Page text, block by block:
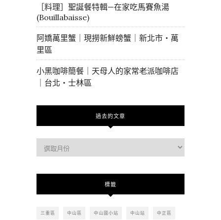
［料理］聖誕餐特輯—在家吃馬賽魚湯
(Bouillabaisse)
阿嬌萬里蟹｜現撈新鮮螃蟹｜新北市・萬
里區
小黑咖啡簡餐｜天母人的家常老派咖啡店
｜台北・士林區
過去的文章
去
標籤
三重區 中山區 中山國小站 中山站 中正區